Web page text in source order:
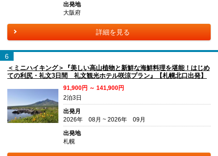
出発地
大阪府
詳細を見る
6
＜ミニハイキング＞『美しい高山植物と新鮮な海鮮料理を堪能！はじめ
ての利尻・礼文3日間 礼文観光ホテル咲涼プラン』【札幌北口出発】
91,900円 ～ 141,900円
2泊3日
出発月
2026年 08月 ~ 2026年 09月
出発地
札幌